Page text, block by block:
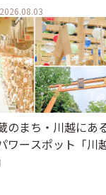
2026.08.03
のまち・川越にあ
ワースポット「川